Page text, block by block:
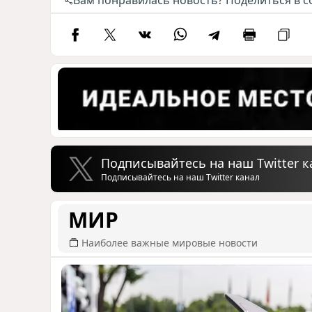
Подписывайтесь на наш Twitter
Подписывайтесь на наш Twitter канал
МИР
Наиболее важные мировые новости